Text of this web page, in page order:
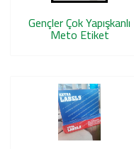
Gençler Çok Yapışkanlı
Meto Etiket